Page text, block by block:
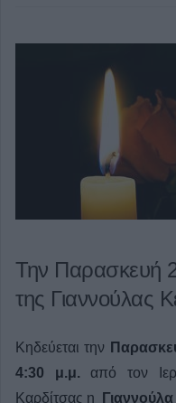
Την Παρασκευή
της Γιαννούλας
Κηδεύεται την
4:30 μ.μ. από τον
Καρδίτσας η